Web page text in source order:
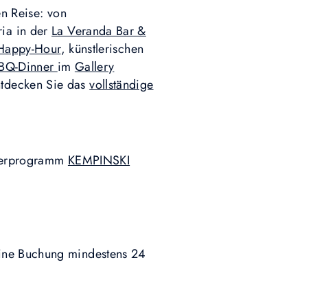
Reise: von
in der La Veranda Bar &
Hour, künstlerischen
Dinner im Gallery
Sie dasvollständige
KEMPINSKI
Buchung mindestens 24